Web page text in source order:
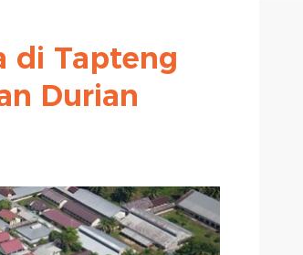
di Tapteng
Durian